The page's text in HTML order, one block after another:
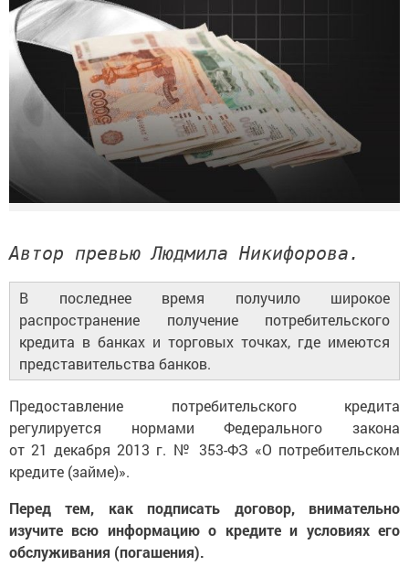
Автор превью Людмила Никифорова.
В последнее время получило широкое
распространение получение потребительского
кредита в банках и торговых точках, где имеются
представительства банков.
Предоставление потребительского кредита
регулируется нормами Федерального закона
от 21 декабря 2013 г. № 353-ФЗ «О потребительском
кредите (займе)».
Перед тем, как подписать договор, внимательно
изучите всю информацию о кредите и условиях его
обслуживания (погашения).